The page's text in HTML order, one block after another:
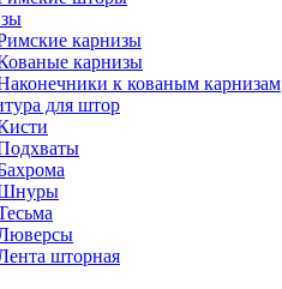
карнизы
карнизы
к кованым карнизам
для штор
шторная